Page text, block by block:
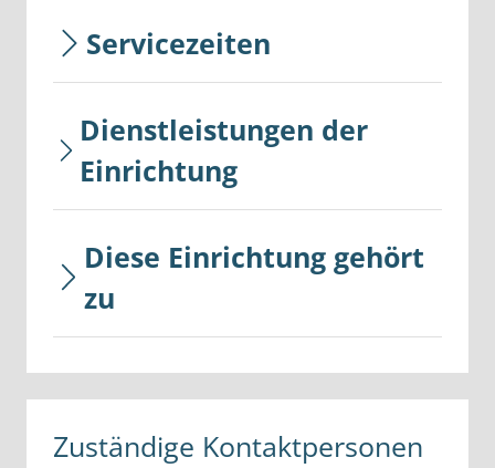
Servicezeiten
Dienstleistungen der
Einrichtung
Diese Einrichtung gehört
zu
Zuständige Kontaktpersonen